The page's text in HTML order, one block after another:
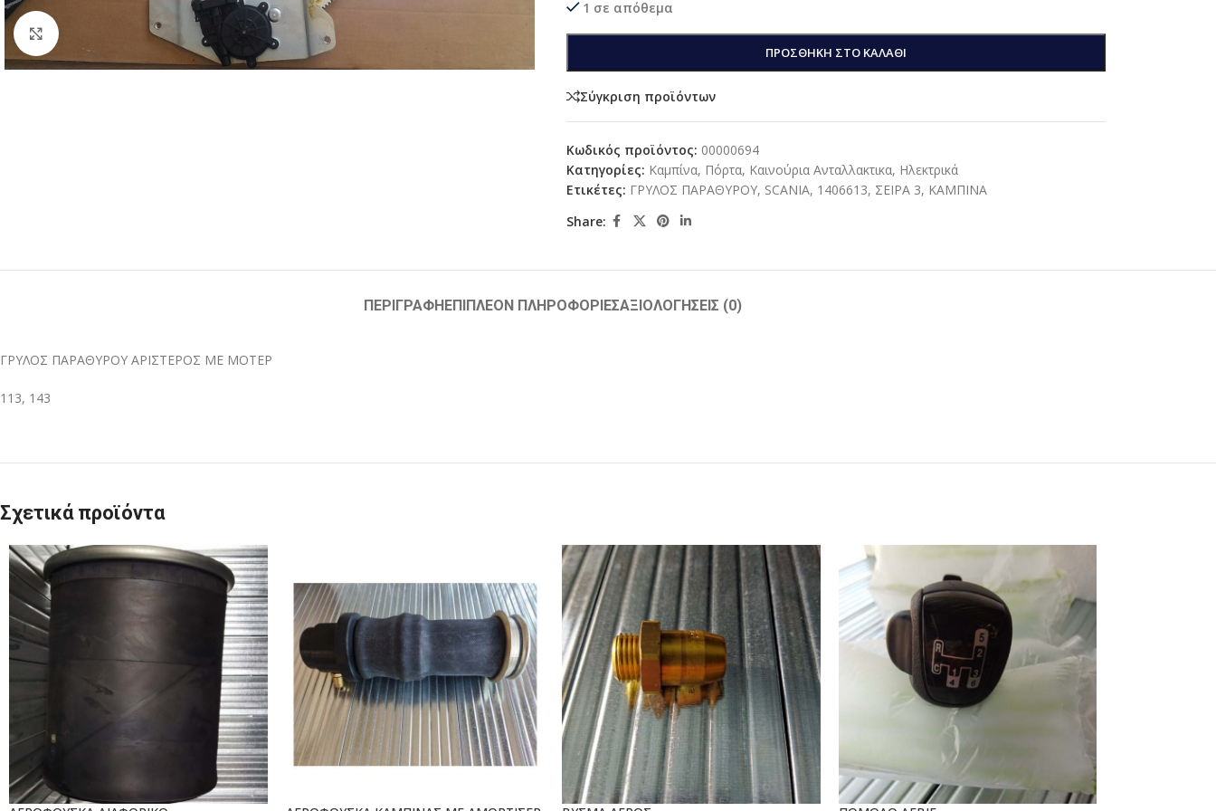
1 σε απόθεμα
ΠΡΟΣΘΉΚΗ ΣΤΟ ΚΑΛΆΘΙ
Σύγκριση προϊόντων
Κωδικός προϊόντος: 00000694
Κατηγορίες: Καμπίνα, Πόρτα, Καινούρια Ανταλλακτικα, Ηλεκτρικά
Ετικέτες: ΓΡΥΛΟΣ ΠΑΡΑΘΥΡΟΥ, SCANIA, 1406613, ΣΕΙΡΑ 3, ΚΑΜΠΙΝΑ
Share:
ΠΕΡΙΓΡΑΦΉΕΠΙΠΛΈΟΝ ΠΛΗΡΟΦΟΡΊΕΣΑΞΙΟΛΟΓΉΣΕΙΣ (0)
ΓΡΥΛΟΣ ΠΑΡΑΘΥΡΟΥ ΑΡΙΣΤΕΡΟΣ ΜΕ ΜΟΤΕΡ
113, 143
Σχετικά προϊόντα